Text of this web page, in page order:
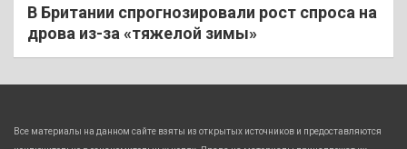
В Британии спрогнозировали рост спроса на
дрова из-за «тяжелой зимы»
Все материалы на данном сайте взяты из открытых источников и предоставляются